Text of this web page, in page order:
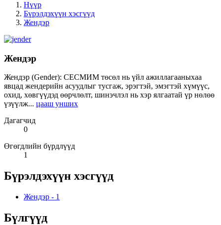
Нүүр
Бүрэлдэхүүн хэсгүүд
Жендэр
Жендэр
Жендэр (Gender): СЕСМИМ төсөл нь үйл ажиллагааныхаа
явцад жендерийн асуудлыг тусгаж, эрэгтэй, эмэгтэй хүмүүс,
охид, хөвгүүдэд өөрчлөлт, шинэчлэл нь хэр ялгаатай үр нөлөө
үзүүлж... цааш унших
Дагагчид
0
Өгөгдлийн бүрдлүүд
1
Бүрэлдэхүүн хэсгүүд
Жендэр - 1
Бүлгүүд